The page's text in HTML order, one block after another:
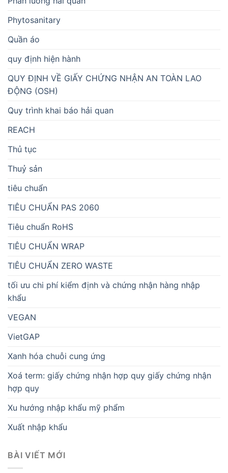
Phytosanitary
Quần áo
quy định hiện hành
QUY ĐỊNH VỀ GIẤY CHỨNG NHẬN AN TOÀN LAO
ĐỘNG (OSH)
Quy trình khai báo hải quan
REACH
Thủ tục
Thuỷ sản
tiêu chuẩn
TIÊU CHUẨN PAS 2060
Tiêu chuẩn RoHS
TIÊU CHUẨN WRAP
TIÊU CHUẨN ZERO WASTE
tối ưu chi phí kiểm định và chứng nhận hàng nhập
khẩu
VEGAN
VietGAP
Xanh hóa chuỗi cung ứng
Xoá term: giấy chứng nhận hợp quy giấy chứng nhận
hợp quy
Xu hướng nhập khẩu mỹ phẩm
Xuất nhập khẩu
BÀI VIẾT MỚI